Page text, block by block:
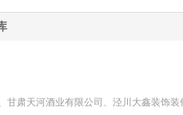
甘肃天河酒业有限公司、泾川大鑫装饰